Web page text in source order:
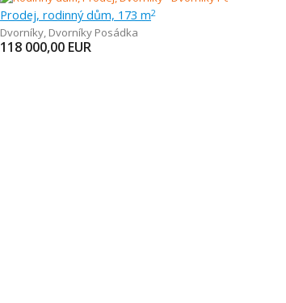
Prodej, rodinný dům, 173 m2
Dvorníky, Dvorníky Posádka
118 000,00 EUR